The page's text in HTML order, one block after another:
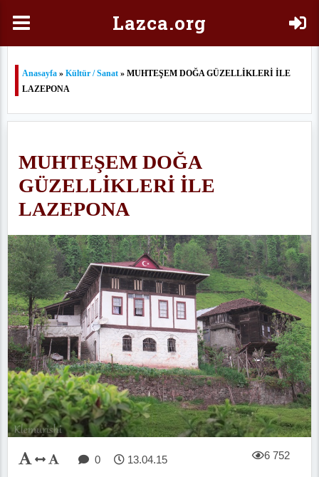
Lazca.org
Anasayfa » Kültür / Sanat » MUHTEŞEM DOĞA GÜZELLİKLERİ İLE
LAZEPONA
MUHTEŞEM DOĞA
GÜZELLİKLERİ İLE
LAZEPONA
0 13.04.15 6 752